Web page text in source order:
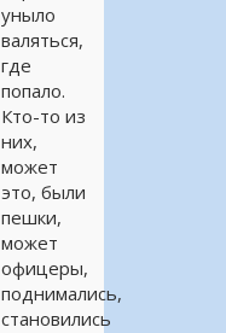
уныло
валяться,
где
попало.
Кто-то из
них,
может
это, были
пешки,
может
офицеры,
поднимались,
становились